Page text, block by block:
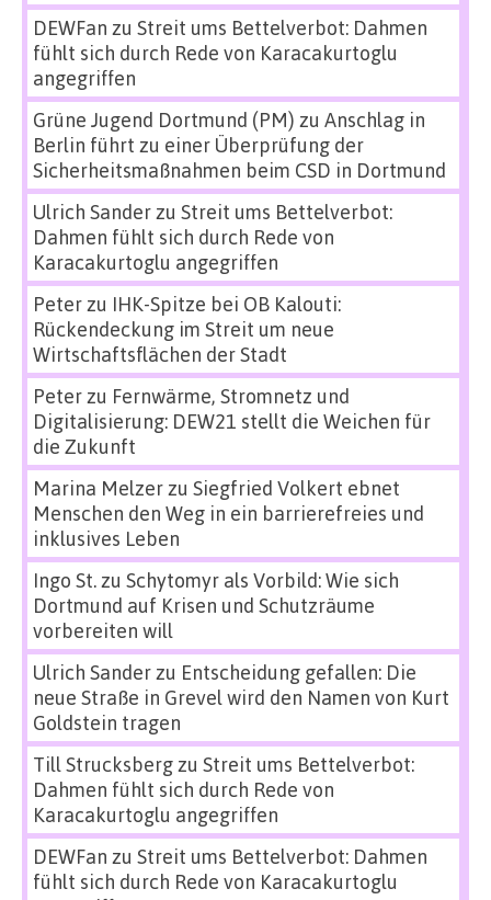
DEWFan zu Streit ums Bettelverbot: Dahmen
fühlt sich durch Rede von Karacakurtoglu
angegriffen
Grüne Jugend Dortmund (PM) zu Anschlag in
Berlin führt zu einer Überprüfung der
Sicherheitsmaßnahmen beim CSD in Dortmund
Ulrich Sanderzu Streit ums Bettelverbot:
Dahmen fühlt sich durch Rede von
Karacakurtoglu angegriffen
Peterzu IHK-Spitze bei OB Kalouti:
Rückendeckung im Streit um neue
Wirtschaftsflächen der Stadt
Peterzu Fernwärme, Stromnetz und
Digitalisierung: DEW21 stellt die Weichen für
die Zukunft
Marina Melzerzu Siegfried Volkert ebnet
Menschen den Weg in ein barrierefreies und
inklusives Leben
Ingo St.zu Schytomyr als Vorbild: Wie sich
Dortmund auf Krisen und Schutzräume
vorbereiten will
Ulrich Sanderzu Entscheidung gefallen: Die
neue Straße in Grevel wird den Namen von Kurt
Goldstein tragen
Till Strucksbergzu Streit ums Bettelverbot:
Dahmen fühlt sich durch Rede von
Karacakurtoglu angegriffen
DEWFan zu Streit ums Bettelverbot: Dahmen
fühlt sich durch Rede von Karacakurtoglu